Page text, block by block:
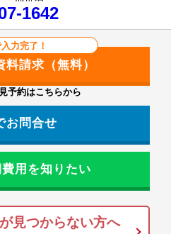
1642
力完了！
予約はこちらから
お問合せ
用を知りたい
見つからない方へ